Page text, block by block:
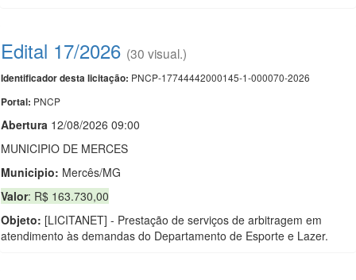
Edital 17/2026 (30 visual.)
Identificador desta licitação: PNCP-17744442000145-1-000070-2026
Portal: PNCP
Abertura 12/08/2026 09:00
MUNICIPIO DE MERCES
Municipio: Mercês/MG
Valor: R$ 163.730,00
Objeto: [LICITANET] - Prestação de serviços de arbitragem em
atendimento às demandas do Departamento de Esporte e Lazer.